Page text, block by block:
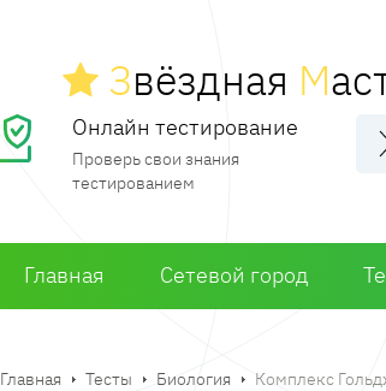
Звёздная М
Онлайн тестирование
Проверь свои знания
тестированием
Главная Сетевой город
Главная Тесты Биология Комплекс